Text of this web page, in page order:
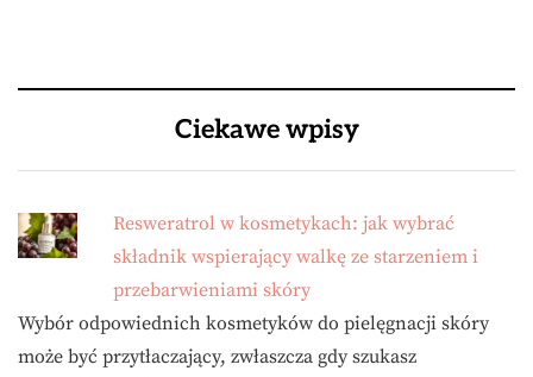
Ciekawe wpisy
Resweratrol w kosmetykach: jak wybrać
składnik wspierający walkę ze starzeniem i
przebarwieniami skóry
Wybór odpowiednich kosmetyków do pielęgnacji skóry
może być przytłaczający, zwłaszcza gdy szukasz